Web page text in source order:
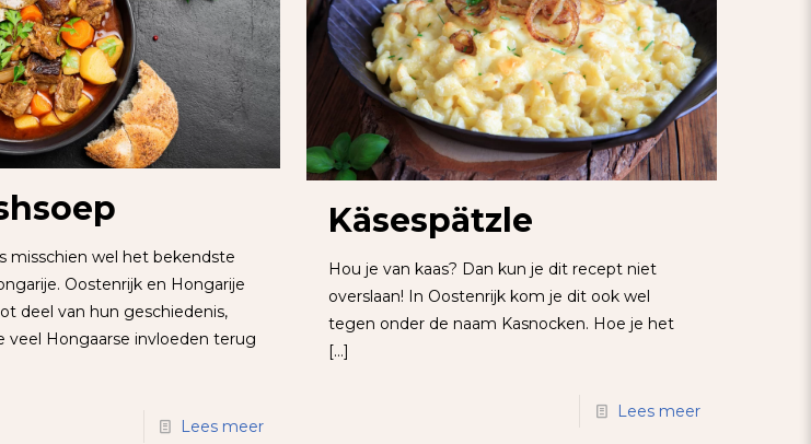
misschien wel het bekendste
Oostenrijk en Hongarije
deel van hun geschiedenis,
veel Hongaarse invloeden terug
Lees meer
Käsespätzle
Hou je van kaas? Dan kun je dit recept niet
overslaan! In Oostenrijk kom je dit ook wel
tegen onder de naam Kasnocken. Hoe je het
[…]
Lees meer